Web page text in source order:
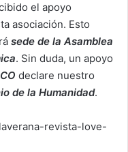
el apoyo
asociación. Esto
sede de la Asamblea
. Sin duda, un apoyo
declare nuestro
de la Humanidad.